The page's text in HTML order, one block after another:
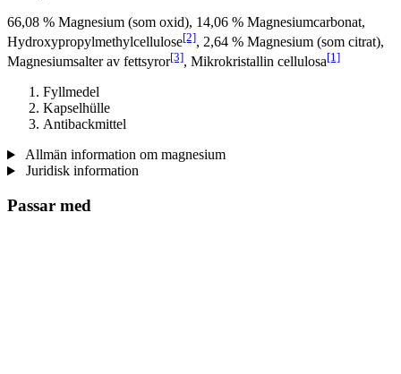
66,08 % Magnesium (som oxid), 14,06 % Magnesiumcarbonat,
Hydroxypropylmethylcellulose[2], 2,64 % Magnesium (som citrat),
Magnesiumsalter av fettsyror[3], Mikrokristallin cellulosa[1]
Fyllmedel
Kapselhülle
Antibackmittel
Allmän information om magnesium
Juridisk information
Passar med